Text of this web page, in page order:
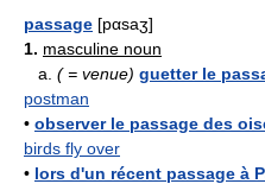
passage [pαsaʒ]
1. masculine noun
a. ( = venue) guetter le
postman
• observer le passage des
birds fly over
• lors d'un récent passage à